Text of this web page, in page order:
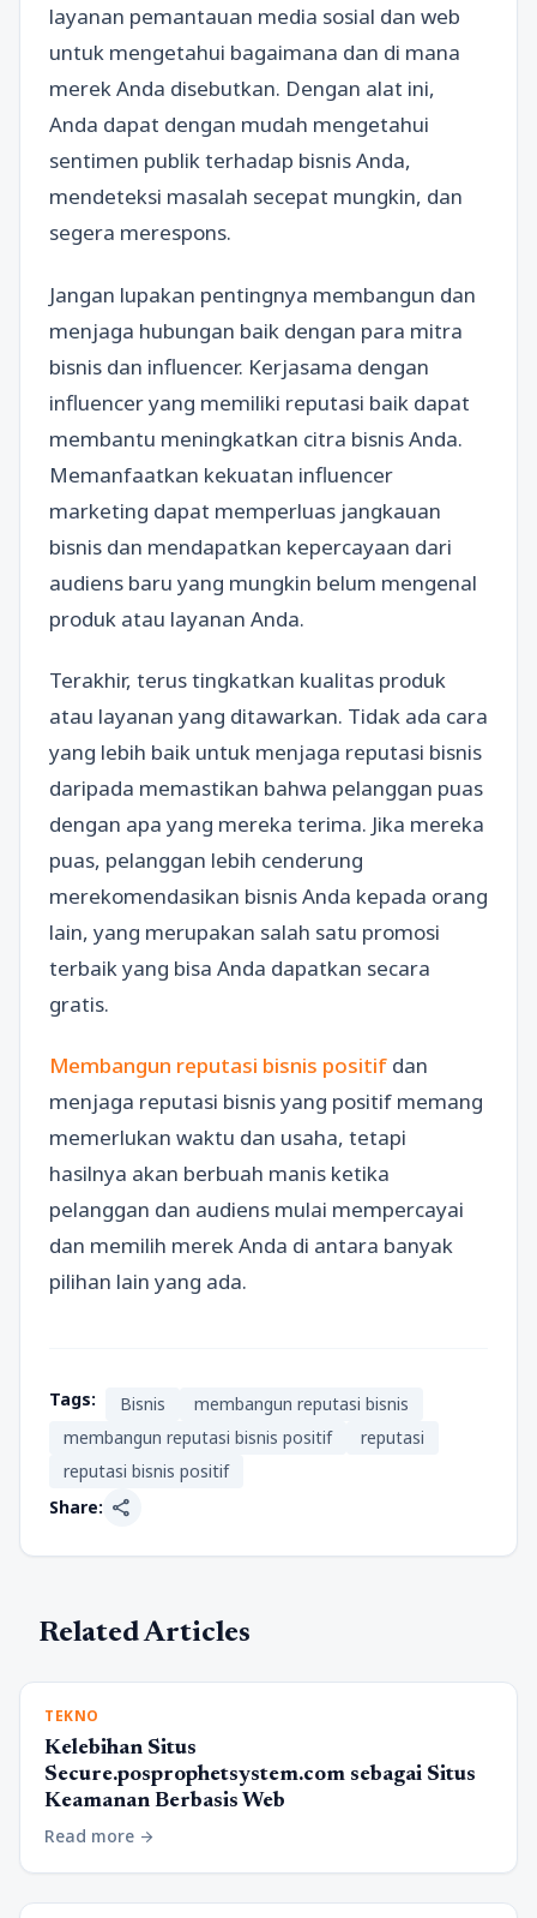
layanan pemantauan media sosial dan web
untuk mengetahui bagaimana dan di mana
merek Anda disebutkan. Dengan alat ini,
Anda dapat dengan mudah mengetahui
sentimen publik terhadap bisnis Anda,
mendeteksi masalah secepat mungkin, dan
segera merespons.
Jangan lupakan pentingnya membangun dan
menjaga hubungan baik dengan para mitra
bisnis dan influencer. Kerjasama dengan
influencer yang memiliki reputasi baik dapat
membantu meningkatkan citra bisnis Anda.
Memanfaatkan kekuatan influencer
marketing dapat memperluas jangkauan
bisnis dan mendapatkan kepercayaan dari
audiens baru yang mungkin belum mengenal
produk atau layanan Anda.
Terakhir, terus tingkatkan kualitas produk
atau layanan yang ditawarkan. Tidak ada cara
yang lebih baik untuk menjaga reputasi bisnis
daripada memastikan bahwa pelanggan puas
dengan apa yang mereka terima. Jika mereka
puas, pelanggan lebih cenderung
merekomendasikan bisnis Anda kepada orang
lain, yang merupakan salah satu promosi
terbaik yang bisa Anda dapatkan secara
gratis.
Membangun reputasi bisnis positif dan
menjaga reputasi bisnis yang positif memang
memerlukan waktu dan usaha, tetapi
hasilnya akan berbuah manis ketika
pelanggan dan audiens mulai mempercayai
dan memilih merek Anda di antara banyak
pilihan lain yang ada.
Tags: Bisnis
membangun reputasi bisnis
membangun reputasi bisnis positif
reputasi
reputasi bisnis positif
Share: share
Related Articles
TEKNO
Kelebihan Situs
Secure.posprophetsystem.com sebagai Situs
Keamanan Berbasis Web
Read more arrow_forward